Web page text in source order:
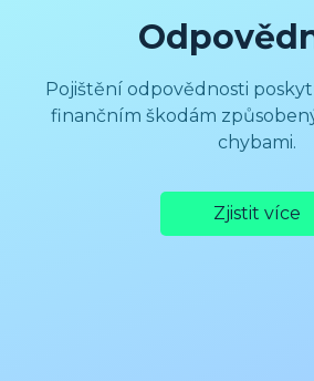
Pojištění odpovědnosti
finančním škodám
chybami.
Zjistit více